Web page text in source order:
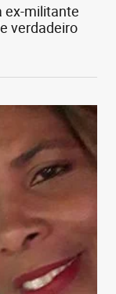
ex-militante
verdadeiro